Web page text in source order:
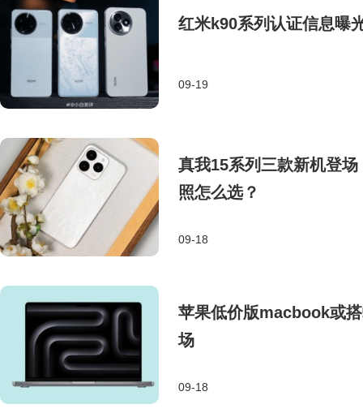
红米k90系列认证信息曝
09-19
真我15系列三款新机登
照怎么选？
09-18
苹果低价版macbook或
场
09-18